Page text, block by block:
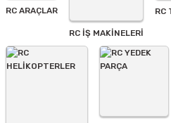
Ürün fiyatı diğer sitelerden
Bu ürüne benzer farklı
Gönder
RC ARAÇLAR
RC İŞ MAKİNELERİ
RC